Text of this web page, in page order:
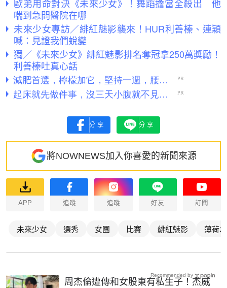
歐弟用命對決《未來少女》！舞蹈擔當全殺出 他
喘到急問醫院在哪
未來少女專訪／緋紅魅影襲來！HUR利善榛、連穎
喊：見證我們蛻變
獨／《未來少女》緋紅魅影排名奪冠拿250萬獎勵！
利善榛吐真心話
分享 分享
將NOWNEWS加入你喜愛的新聞來源
APP 追蹤 追蹤 好友 訂閱
未來少女 選秀 女團 比賽 緋紅魅影 薄荷
周杰倫遭傳和女股東有私生子！杰威
Recommended by